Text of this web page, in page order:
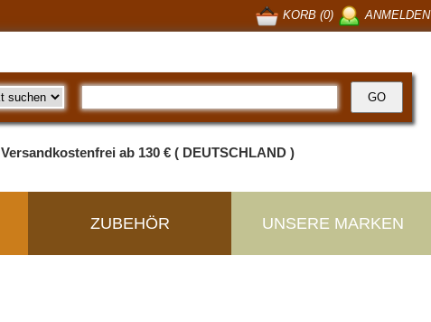
ANMELDEN
KORB (0)
Versandkostenfrei ab 130 € ( DEUTSCHLAND )
ZUBEHÖR UNSERE MARKEN